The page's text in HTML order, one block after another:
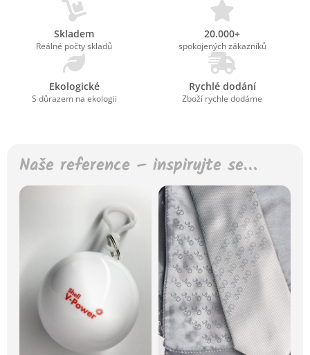
Skladem
Reálné počty skladů
20.000+
spokojených zákazníků
Ekologické
S důrazem na ekologii
Rychlé dodání
Zboží rychle dodáme
Naše reference – inspirujte se…